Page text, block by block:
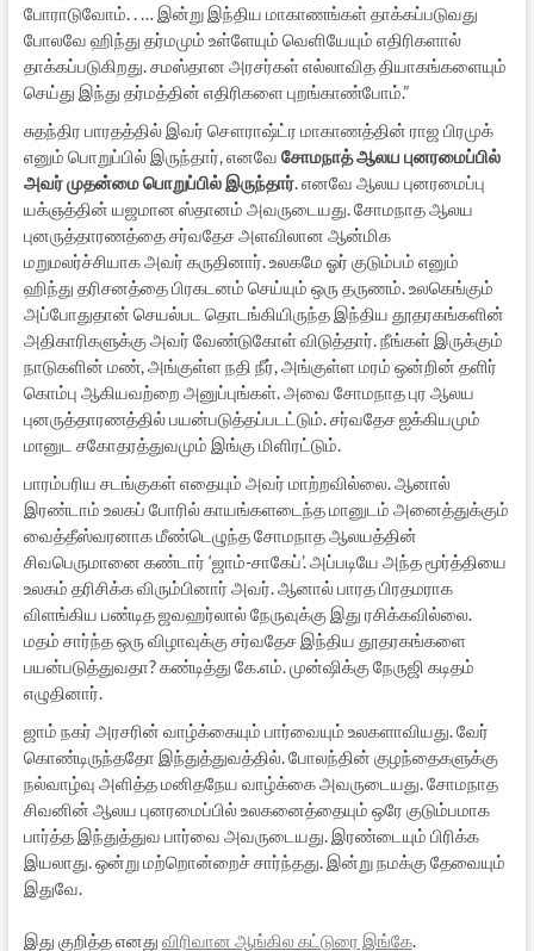
போராடுவோம். . … இன்று இந்திய மாகாணங்கள் தாக்கப்படுவது
போலவே ஹிந்து தர்மமும் உள்ளேயும் வெளியேயும் எதிரிகளால்
தாக்கப்படுகிறது. சமஸ்தான அரசர்கள் எல்லாவித தியாகங்களையும்
செய்து இந்து தர்மத்தின் எதிரிகளை புறங்காண்போம்.”
சுதந்திர பாரதத்தில் இவர் சௌராஷ்ட்ர மாகாணத்தின் ராஜ பிரமுக்
எனும் பொறுப்பில் இருந்தார், எனவே சோமநாத் ஆலய புனரமைப்பில்
அவர் முதன்மை பொறுப்பில் இருந்தார். எனவே ஆலய புனரமைப்பு
யக்ஞத்தின் யஜமான ஸ்தானம் அவருடையது. சோமநாத ஆலய
புனருத்தாரணத்தை சர்வதேச அளவிலான ஆன்மிக
மறுமலர்ச்சியாக அவர் கருதினார். உலகமே ஓர் குடும்பம் எனும்
ஹிந்து தரிசனத்தை பிரகடனம் செய்யும் ஒரு தருணம். உலகெங்கும்
அப்போதுதான் செயல்பட தொடங்கியிருந்த இந்திய தூதரகங்களின்
அதிகாரிகளுக்கு அவர் வேண்டுகோள் விடுத்தார். நீங்கள் இருக்கும்
நாடுகளின் மண், அங்குள்ள நதி நீர், அங்குள்ள மரம் ஒன்றின் தளிர்
கொம்பு ஆகியவற்றை அனுப்புங்கள். அவை சோமநாத புர ஆலய
புனருத்தாரணத்தில் பயன்படுத்தப்படட்டும். சர்வதேச ஐக்கியமும்
மானுட சகோதரத்துவமும் இங்கு மிளிரட்டும்.
பாரம்பரிய சடங்குகள் எதையும் அவர் மாற்றவில்லை. ஆனால்
இரண்டாம் உலகப் போரில் காயங்களடைந்த மானுடம் அனைத்துக்கும்
வைத்தீஸ்வரனாக மீண்டெழுந்த சோமநாத ஆலயத்தின்
சிவபெருமானை கண்டார் ‘ஜாம்-சாகேப்’. அப்படியே அந்த மூர்த்தியை
உலகம் தரிசிக்க விரும்பினார் அவர். ஆனால் பாரத பிரதமராக
விளங்கிய பண்டித ஜவஹர்லால் நேருவுக்கு இது ரசிக்கவில்லை.
மதம் சார்ந்த ஒரு விழாவுக்கு சர்வதேச இந்திய தூதரகங்களை
பயன்படுத்துவதா? கண்டித்து கே.எம். முன்ஷிக்கு நேருஜி கடிதம்
எழுதினார்.
ஜாம் நகர் அரசரின் வாழ்க்கையும் பார்வையும் உலகளாவியது. வேர்
கொண்டிருந்ததோ இந்துத்துவத்தில். போலந்தின் குழந்தைகளுக்கு
நல்வாழ்வு அளித்த மனிதநேய வாழ்க்கை அவருடையது. சோமநாத
சிவனின் ஆலய புனரமைப்பில் உலகனைத்தையும் ஒரே குடும்பமாக
பார்த்த இந்துத்துவ பார்வை அவருடையது. இரண்டையும் பிரிக்க
இயலாது. ஒன்று மற்றொன்றைச் சார்ந்தது. இன்று நமக்கு தேவையும்
இதுவே.
இது குறித்த எனது விரிவான ஆங்கில கட்டுரை இங்கே.